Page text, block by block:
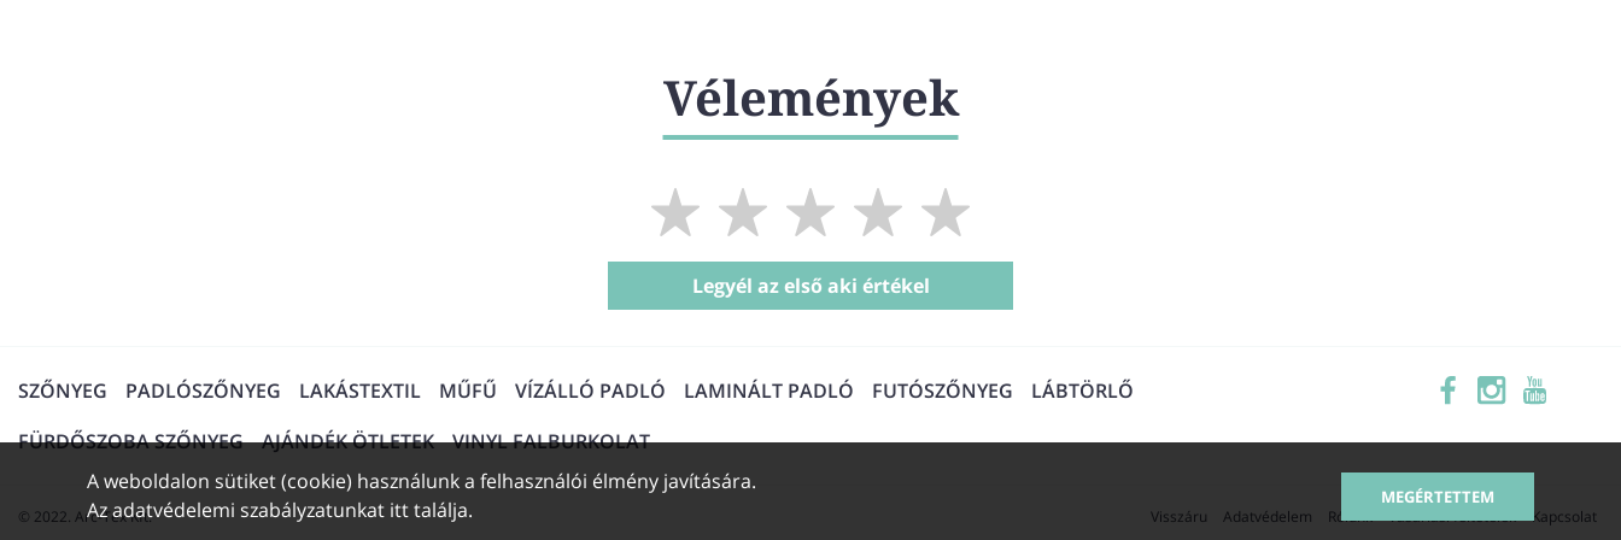
Vélemények
Legyél az első aki értékel
SZŐNYEG PADLÓSZŐNYEG LAKÁSTEXTIL MŰFŰ VÍZÁLLÓ PADLÓ LAMINÁLT PADLÓ FUTÓSZŐNYEG
LÁBTÖRLŐ
FÜRDŐSZOBA SZŐNYEG
AJÁNDÉK ÖTLETEK VINYL FALBURKOLAT
Visszáru Adatvédelem Rólunk Vásárlási feltételek Kapcsolat
© 2022. Arc-Tex Kft.
A weboldalon sütiket (cookie) használunk a felhasználói élmény javítására.
Az adatvédelemi szabályzatunkat itt találja. MEGÉRTETTEM